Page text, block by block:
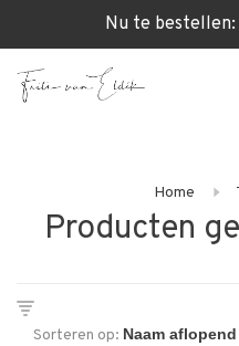
Nu te bestellen:
Home
Producten
Sorteren op: